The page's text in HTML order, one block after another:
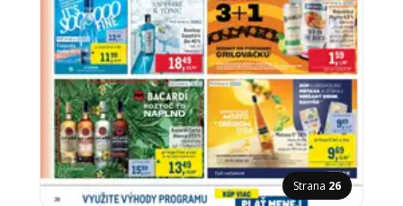
Strana 26